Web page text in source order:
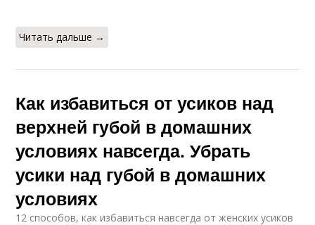
Читать дальше →
Как избавиться от усиков над
верхней губой в домашних
условиях навсегда. Убрать
усики над губой в домашних
условиях
12 способов, как избавиться навсегда от женских усиков